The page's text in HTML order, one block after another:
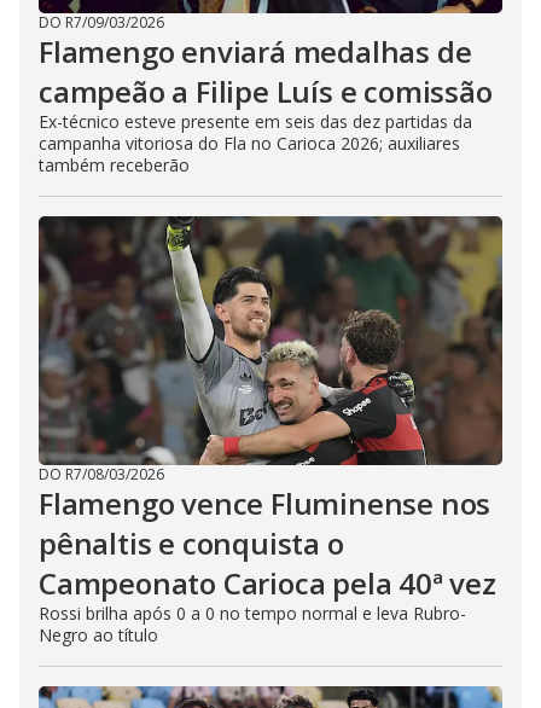
DO R7/09/03/2026
Flamengo enviará medalhas de
campeão a Filipe Luís e comissão
Ex-técnico esteve presente em seis das dez partidas da
campanha vitoriosa do Fla no Carioca 2026; auxiliares
também receberão
DO R7/08/03/2026
Flamengo vence Fluminense nos
pênaltis e conquista o
Campeonato Carioca pela 40ª vez
Rossi brilha após 0 a 0 no tempo normal e leva Rubro-
Negro ao título